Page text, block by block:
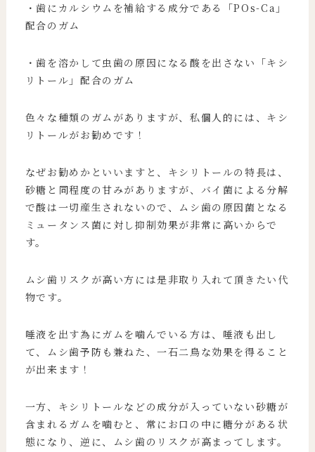
・歯にカルシウムを補給する成分である「POs-Ca」
配合のガム
・歯を溶かして虫歯の原因になる酸を出さない「キシ
リトール」配合のガム
色々な種類のガムがありますが、私個人的には、キシ
リトールがお勧めです！
なぜお勧めかといいますと、キシリトールの特長は、
砂糖と同程度の甘みがありますが、バイ菌による分解
で酸は一切産生されないので、ムシ歯の原因菌となる
ミュータンス菌に対し抑制効果が非常に高いからで
す。
ムシ歯リスクが高い方には是非取り入れて頂きたい代
物です。
唾液を出す為にガムを噛んでいる方は、唾液も出し
て、ムシ歯予防も兼ねた、一石二鳥な効果を得ること
が出来ます！
一方、キシリトールなどの成分が入っていない砂糖が
含まれるガムを噛むと、常にお口の中に糖分がある状
態になり、逆に、ムシ歯のリスクが高まってします。